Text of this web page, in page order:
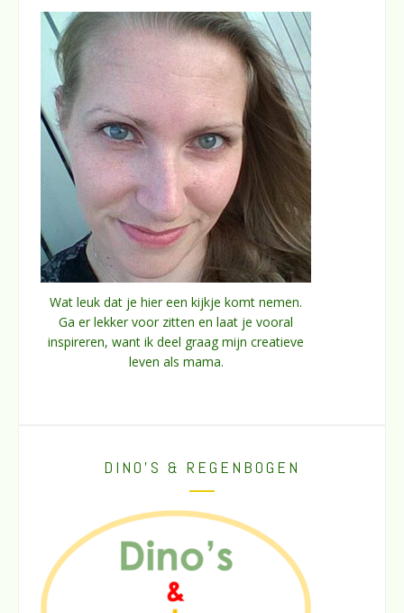
Wat leuk dat je hier een kijkje komt nemen.
Ga er lekker voor zitten en laat je vooral
inspireren, want ik deel graag mijn creatieve
leven als mama.
DINO’S & REGENBOGEN